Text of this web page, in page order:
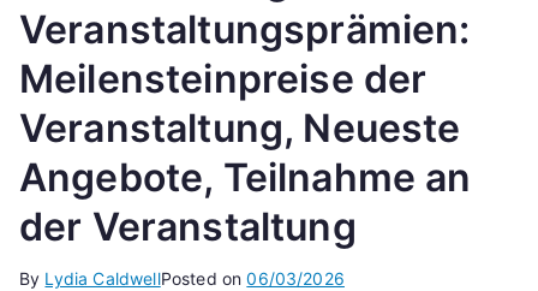
Veranstaltungsprämien:
Meilensteinpreise der
Veranstaltung, Neueste
Angebote, Teilnahme an
der Veranstaltung
By Lydia CaldwellPosted on06/03/2026